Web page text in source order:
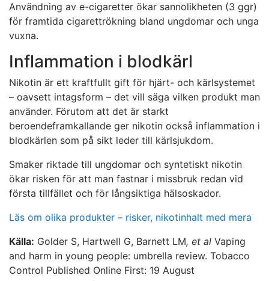
Användning av e-cigaretter ökar sannolikheten (3 ggr)
för framtida cigarettrökning bland ungdomar och unga
vuxna.
Inflammation i blodkärl
Nikotin är ett kraftfullt gift för hjärt- och kärlsystemet
– oavsett intagsform – det vill säga vilken produkt man
använder. Förutom att det är starkt
beroendeframkallande ger nikotin också inflammation i
blodkärlen som på sikt leder till kärlsjukdom.
Smaker riktade till ungdomar och syntetiskt nikotin
ökar risken för att man fastnar i missbruk redan vid
första tillfället och för långsiktiga hälsoskador.
Läs om olika produkter – risker, nikotinhalt med mera
Källa: Golder S, Hartwell G, Barnett LM, et al Vaping
and harm in young people: umbrella review. Tobacco
Control Published Online First: 19 August